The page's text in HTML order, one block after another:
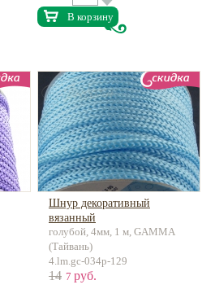
В корзину
Шнур декоративный
вязанный
голубой, 4мм, 1 м, GAMMA
(Тайвань)
4.lm.gc-034p-129
14 7 руб.